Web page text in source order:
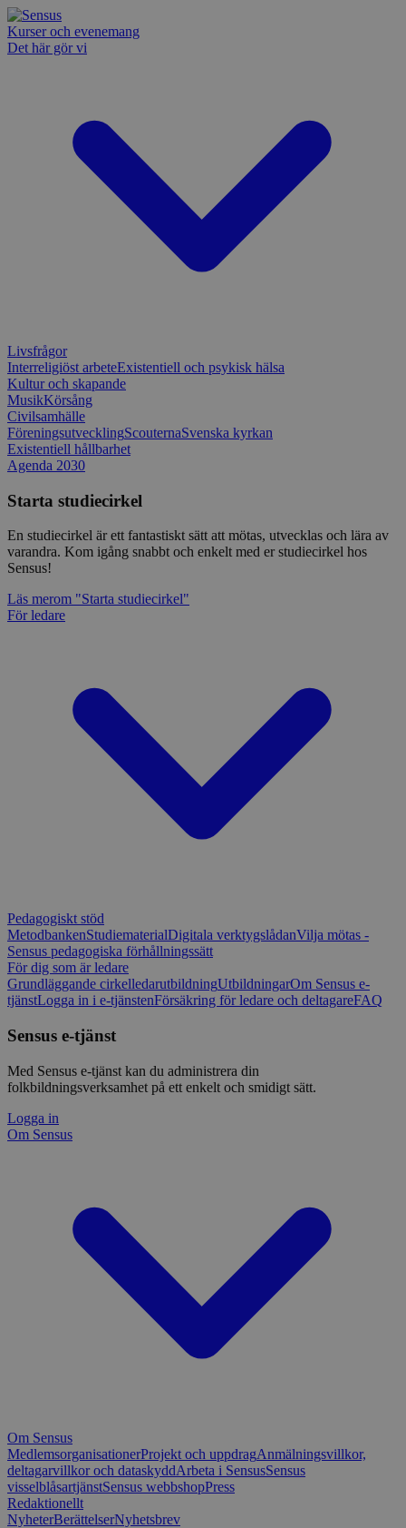
Kurser och evenemang
Det här gör vi
Livsfrågor
Interreligiöst arbeteExistentiell och psykisk hälsa
Kultur och skapande
MusikKörsång
Civilsamhälle
FöreningsutvecklingScouternaSvenska kyrkan
Existentiell hållbarhet
Agenda 2030
Starta studiecirkel
En studiecirkel är ett fantastiskt sätt att mötas, utvecklas och lära av
varandra. Kom igång snabbt och enkelt med er studiecirkel hos
Sensus!
Läs merom "Starta studiecirkel"
För ledare
Pedagogiskt stöd
MetodbankenStudiematerialDigitala verktygslådanVilja mötas -
Sensus pedagogiska förhållningssätt
För dig som är ledare
Grundläggande cirkelledarutbildningUtbildningarOm Sensus e-
tjänstLogga in i e-tjänstenFörsäkring för ledare och deltagareFAQ
Sensus e-tjänst
Med Sensus e-tjänst kan du administrera din
folkbildningsverksamhet på ett enkelt och smidigt sätt.
Logga in
Om Sensus
Om Sensus
MedlemsorganisationerProjekt och uppdragAnmälningsvillkor,
deltagarvillkor och dataskyddArbeta i SensusSensus
visselblåsartjänstSensus webbshopPress
Redaktionellt
NyheterBerättelserNyhetsbrev